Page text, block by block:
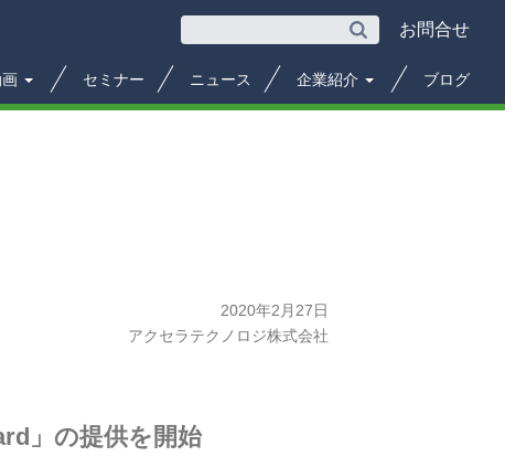
お問合せ
セミナー ニュース 企業紹介 ブログ
2020年2月27日
アクセラテクノロジ株式会社
」の提供を開始